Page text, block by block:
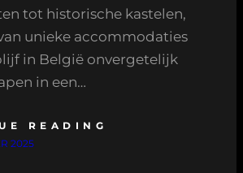
tot historische kastelen,
unieke accommodaties
in België onvergetelijk
in een…
READING
2025